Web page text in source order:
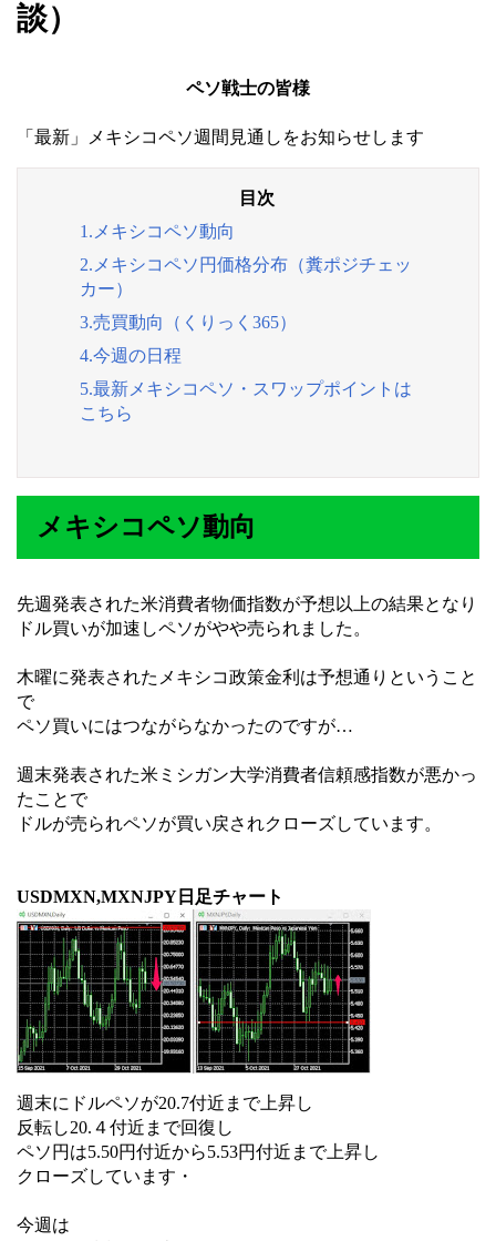
談）
ペソ戦士の皆様
「最新」メキシコペソ週間見通しをお知らせします
1.メキシコペソ動向
2.メキシコペソ円価格分布（糞ポジチェッ
カー）
3.売買動向（くりっく365）
4.今週の日程
5.最新メキシコペソ・スワップポイントは
こちら
メキシコペソ動向
先週発表された米消費者物価指数が予想以上の結果となり
ドル買いが加速しペソがやや売られました。
木曜に発表されたメキシコ政策金利は予想通りということ
で
ペソ買いにはつながらなかったのですが…
週末発表された米ミシガン大学消費者信頼感指数が悪かっ
たことで
ドルが売られペソが買い戻されクローズしています。
USDMXN,MXNJPY日足チャート
週末にドルペソが20.7付近まで上昇し
反転し20.４付近まで回復し
ペソ円は5.50円付近から5.53円付近まで上昇し
クローズしています・
今週は